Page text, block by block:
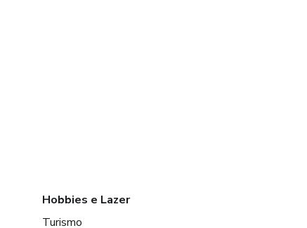
Hobbies e Lazer
Turismo